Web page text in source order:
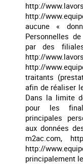
http://
http://
aucune «
Personnelles
par des filiales
http://
http://
traitants
afin de réaliser
Dans la limite
pour les
principales
aux données
m2ac.com,
http://
principalement